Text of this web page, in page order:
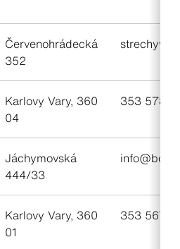
Červenohrádecká
352
Karlovy Vary, 360
04
353 578
Jáchymovská
444/33
Karlovy Vary, 360
01
353 567